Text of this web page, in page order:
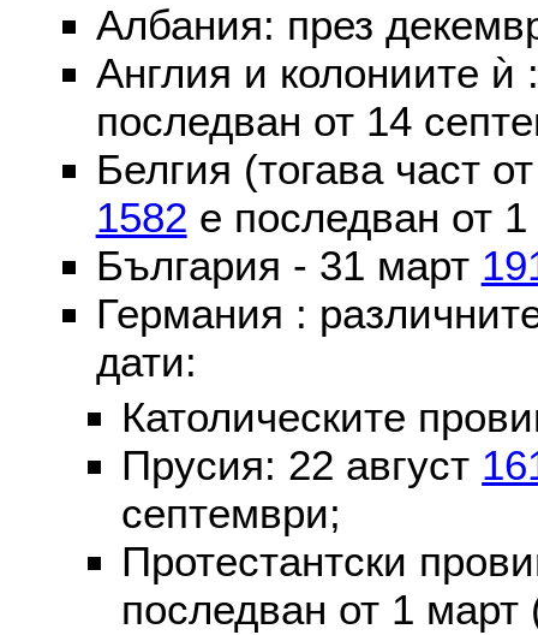
Албания: през
Англия и колониите
последван от 14
Белгия (тогава част
1582 е последван от
България - 31 март
Германия :
дати:
Католическите
Прусия: 22 август
септември;
Протестантски
последван от 1 март